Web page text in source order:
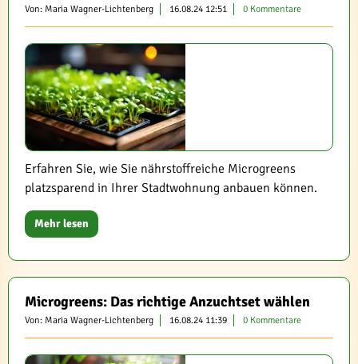
Von: Maria Wagner-Lichtenberg 16.08.24 12:51 0 Kommentare
Erfahren Sie, wie Sie nährstoffreiche Microgreens
platzsparend in Ihrer Stadtwohnung anbauen können.
Mehr lesen
Microgreens: Das richtige Anzuchtset wählen
Von: Maria Wagner-Lichtenberg 16.08.24 11:39 0 Kommentare